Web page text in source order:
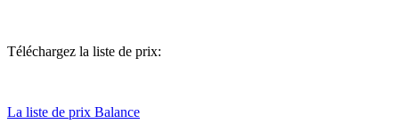
Téléchargez la liste de prix:
La liste de prix Balance